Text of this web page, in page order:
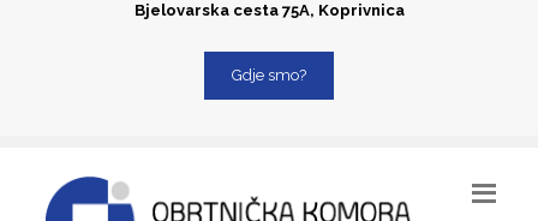
Bjelovarska cesta 75A, Koprivnica
Gdje smo?